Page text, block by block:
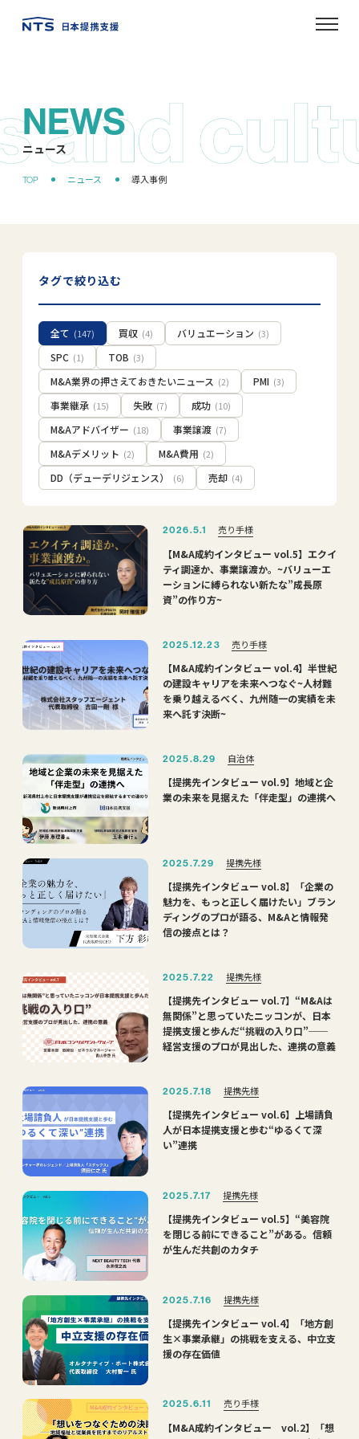
NEWS
ニュース
2026.5.1 売り手様
【M&A成約インタビュー vol.5】エクイ
ティ調達か、事業譲渡か。~バリューエ
ーションに縛られない新たな”成長原
資”の作り方~
2025.12.23 売り手様
【M&A成約インタビュー vol.4】半世紀
の建設キャリアを未来へつなぐ~人材難
を乗り越えるべく、九州随一の実績を未
来へ託す決断~
2025.8.29 自治体
【提携先インタビュー vol.9】地域と企
業の未来を見据えた「伴走型」の連携へ
2025.7.29 提携先様
【提携先インタビュー vol.8】「企業の
魅力を、もっと正しく届けたい」ブラン
ディングのプロが語る、M&Aと情報発
信の接点とは？
2025.7.22 提携先様
【提携先インタビュー vol.7】“M&Aは
無関係”と思っていたニッコンが、日本
提携支援と歩んだ“挑戦の入り口”──
経営支援のプロが見出した、連携の意義
2025.7.18 提携先様
【提携先インタビュー vol.6】上場請負
人が日本提携支援と歩む“ゆるくて深
い”連携
2025.7.17 提携先様
【提携先インタビュー vol.5】“美容院
を閉じる前にできること”がある。信頼
が生んだ共創のカタチ
2025.7.16 提携先様
【提携先インタビュー vol.4】「地方創
生×事業承継」の挑戦を支える、中立支
援の存在価値
2025.6.11 売り手様
【M&A成約インタビュー vol.2】「想
タグで絞り込む
全て (147) 買収 (4) バリュエーション (3)
SPC (1) TOB (3)
M&A業界の押さえておきたいニュース (2) PMI (3)
事業継承 (15) 失敗 (7) 成功 (10)
M&Aアドバイザー (18) 事業譲渡 (7)
M&Aデメリット (2) M&A費用 (2)
DD（デューデリジェンス） (6) 売却 (4)